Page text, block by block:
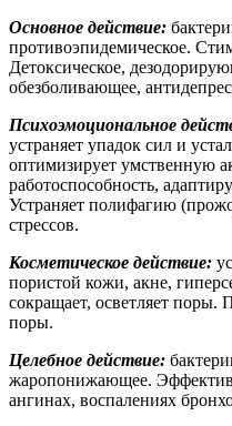
Основное действие:
противоэпидемическое.
Детоксическое,
обезболивающее,
Психоэмоциональное
устраняет упадок сил и
оптимизирует умственную
работоспособность,
Устраняет полифагию
стрессов.
Косметическое действие:
пористой кожи, акне,
сокращает, осветляет поры.
поры.
Целебное действие:
жаропонижающее.
ангинах, воспалениях